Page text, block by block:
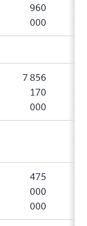
960
000
7 856
170
000
475
000
000